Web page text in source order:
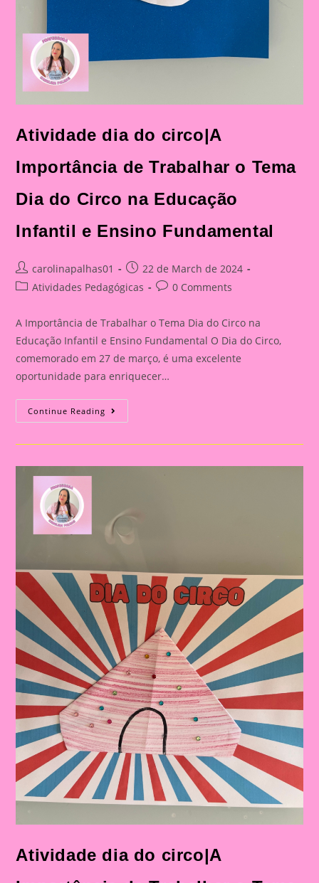
Atividade dia do circo|A
Importância de Trabalhar o Tema
Dia do Circo na Educação
Infantil e Ensino Fundamental
Post
author:
carolinapalhas01
Post
published:
22 de March de 2024
PostAtividades Pedagógicas
Post0 Comments
A Importância de Trabalhar o Tema Dia do Circo na
Educação Infantil e Ensino Fundamental O Dia do Circo,
comemorado em 27 de março, é uma excelente
oportunidade para enriquecer…
Continue Reading Atividade
Dia
Circo|A
Circo
Na
Educação
Ensino
Fundamental
Atividade dia do circo|A